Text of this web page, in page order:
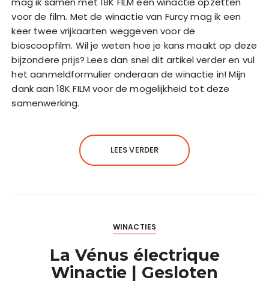
voor de film. Met de winactie van Furcy mag ik een
keer twee vrijkaarten weggeven voor de
bioscoopfilm. Wil je weten hoe je kans maakt op deze
bijzondere prijs? Lees dan snel dit artikel verder en vul
het aanmeldformulier onderaan de winactie in! Mijn
dank aan 18K FILM voor de mogelijkheid tot deze
samenwerking.
LEES VERDER
WINACTIES
La Vénus électrique
Winactie | Gesloten